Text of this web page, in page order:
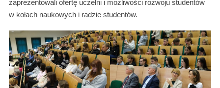
zaprezentowali ofertę uczelni i możliwości rozwoju studentów
w kołach naukowych i radzie studentów.